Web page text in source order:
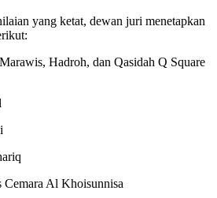
yang ketat, dewan juri menetapkan
Hadroh, dan Qasidah Q Square
Cemara Al Khoisunnisa